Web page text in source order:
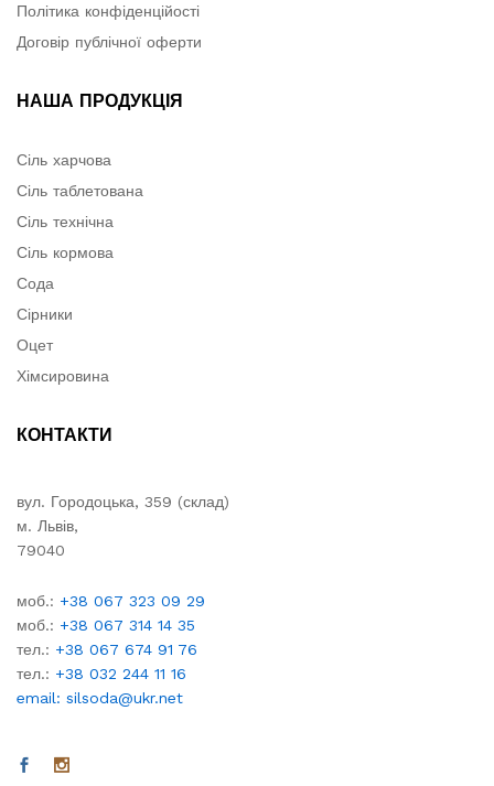
Політика конфіденційості
Договір публічної оферти
НАША ПРОДУКЦІЯ
Сіль харчова
Сіль таблетована
Сіль технічна
Сіль кормова
Сода
Сірники
Оцет
Хімсировина
КОНТАКТИ
вул. Городоцька, 359 (склад)
м. Львів,
79040
моб.: +38 067 323 09 29
моб.: +38 067 314 14 35
тел.: +38 067 674 91 76
тел.: +38 032 244 11 16
email: silsoda@ukr.net